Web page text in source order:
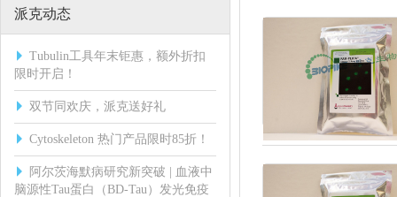
派克动态
Tubulin工具年末钜惠，额外折扣
限时开启！
双节同欢庆，派克送好礼
Cytoskeleton 热门产品限时85折！
阿尔茨海默病研究新突破 | 血液中
脑源性Tau蛋白（BD-Tau）发光免疫